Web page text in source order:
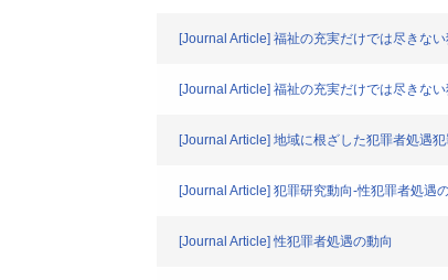
[Journal Article] 福祉の充実だけでは尽きな
[Journal Article] 福祉の充実だけでは尽きな
[Journal Article] 地域に根ざした犯罪者処遇
[Journal Article] 犯罪研究動向-性犯罪者処遇
[Journal Article] 性犯罪者処遇の動向